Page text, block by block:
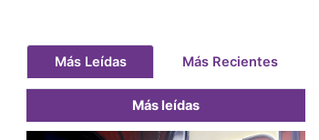
Más Leídas Más Recientes
Más leídas